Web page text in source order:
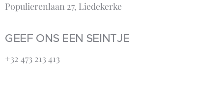
Populierenlaan 27, Liedekerke
GEEF ONS EEN SEINTJE
+32 473 213 413‬